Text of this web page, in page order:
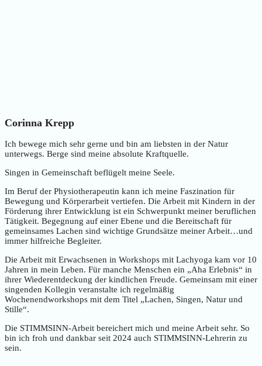
Corinna Krepp
Ich bewege mich sehr gerne und bin am liebsten in der Natur
unterwegs. Berge sind meine absolute Kraftquelle.
Singen in Gemeinschaft beflügelt meine Seele.
Im Beruf der Physiotherapeutin kann ich meine Faszination für
Bewegung und Körperarbeit vertiefen. Die Arbeit mit Kindern in der
Förderung ihrer Entwicklung ist ein Schwerpunkt meiner beruflichen
Tätigkeit. Begegnung auf einer Ebene und die Bereitschaft für
gemeinsames Lachen sind wichtige Grundsätze meiner Arbeit…und
immer hilfreiche Begleiter.
Die Arbeit mit Erwachsenen in Workshops mit Lachyoga kam vor 10
Jahren in mein Leben. Für manche Menschen ein „Aha Erlebnis“ in
ihrer Wiederentdeckung der kindlichen Freude. Gemeinsam mit einer
singenden Kollegin veranstalte ich regelmäßig
Wochenendworkshops mit dem Titel „Lachen, Singen, Natur und
Stille“.
Die STIMMSINN-Arbeit bereichert mich und meine Arbeit sehr. So
bin ich froh und dankbar seit 2024 auch STIMMSINN-Lehrerin zu
sein.